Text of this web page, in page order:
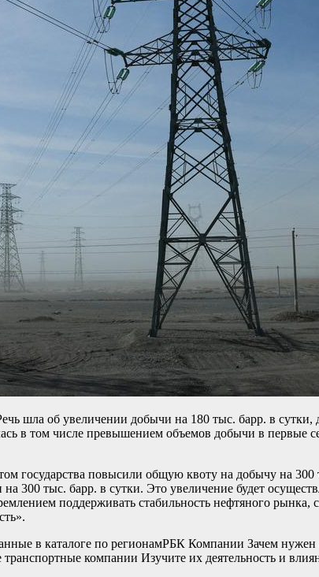
шла об увеличении добычи на 180 тыс. барр. в сутки,
в том числе превышением объемов добычи в первые
государства повысили общую квоту на добычу на
тыс. барр. в сутки. Это увеличение будет
поддерживать стабильность нефтяного рынка,
в каталоге по регионамРБК Компании Зачем нужен
компании Изучите их деятельность и